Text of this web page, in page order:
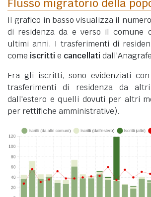
Flusso migratorio della
Il grafico in basso visualizza il
di residenza da e verso il comune
ultimi anni. I trasferimenti di
come iscritti e cancellati
Fra gli iscritti, sono evidenziati
trasferimenti di residenza da
dall'estero e quelli dovuti per altri
per rettifiche amministrative).